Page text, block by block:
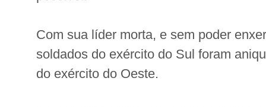
Com sua líder morta, e sem poder
soldados do exército do Sul foram
do exército do Oeste.